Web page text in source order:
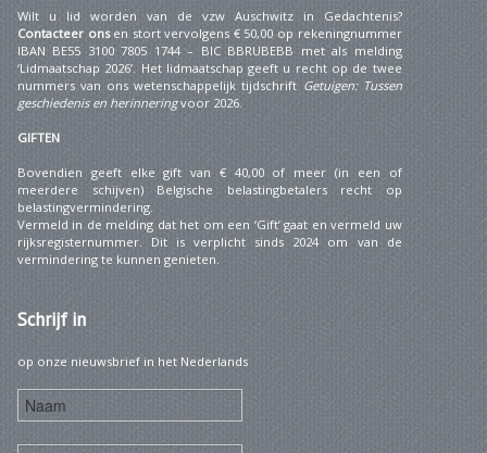
Wilt u lid worden van de vzw Auschwitz in Gedachtenis?
Contacteer onsen stort vervolgens € 50,00 op rekeningnummer
IBAN BE55 3100 7805 1744 – BIC BBRUBEBB met als melding
‘Lidmaatschap 2026’. Het lidmaatschap geeft u recht op de twee
nummers van ons wetenschappelijk tijdschrift Getuigen: Tussen
geschiedenis en herinneringvoor 2026.
GIFTEN
Bovendien geeft elke gift van € 40,00 of meer (in een of
meerdere schijven) Belgische belastingbetalers recht op
belastingvermindering.
Vermeld in de melding dat het om een ‘Gift’ gaat en vermeld uw
rijksregisternummer. Dit is verplicht sinds 2024 om van de
vermindering te kunnen genieten.
Schrijfin
op onze nieuwsbrief in het Nederlands